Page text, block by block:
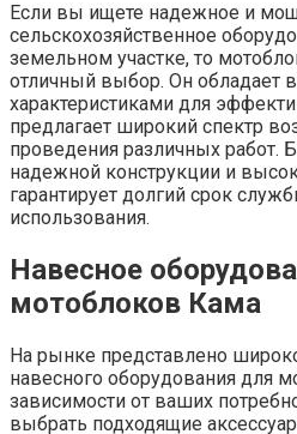
Если вы ищете надежное и
сельскохозяйственное
земельном участке, то
отличный выбор. Он обладает
характеристиками для
предлагает широкий спектр
проведения различных работ.
надежной конструкции и
гарантирует долгий срок
использования.
Навесное
мотоблоков Кама
На рынке представлено
навесного оборудования для
зависимости от ваших
выбрать подходящие